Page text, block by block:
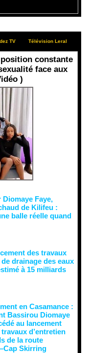
TV Télévision Leral
constante
face aux
)
Diomaye Faye,
de Kilifeu :
balle réelle quand
des travaux
drainage des eaux
à 15 milliards
en Casamance :
Bassirou Diomaye
au lancement
d’entretien
de la route
Skirring